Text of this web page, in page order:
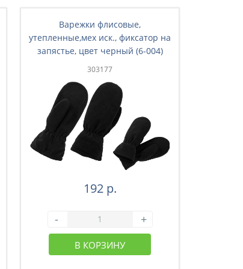
Варежки флисовые,
утепленные,мех иск., фиксатор на
запястье, цвет черный (6-004)
303177
192 р.
- +
В КОРЗИНУ